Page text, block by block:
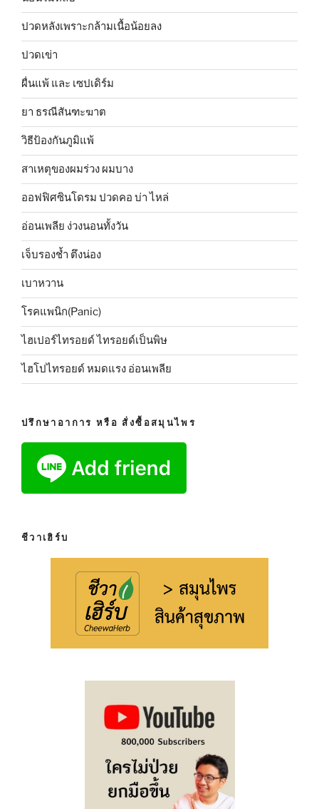
ปวดหลังเพราะกล้ามเนื้อน้อยลง
ปวดเข่า
ผื่นแพ้ และ เซปเดิร์ม
ยา ธรณีสันฑะฆาต
วิธีป้องกันภูมิแพ้
สาเหตุของผมร่วง ผมบาง
ออฟฟิศซินโดรม ปวดคอ บ่า ไหล่
อ่อนเพลีย ง่วงนอนทั้งวัน
เจ็บรองช้ำ ตึงน่อง
เบาหวาน
โรคแพนิก(Panic)
ไฮเปอร์ไทรอยด์ ไทรอยด์เป็นพิษ
ไฮโปไทรอยด์ หมดแรง อ่อนเพลีย
ปรึกษาอาการ หรือ สั่งซื้อสมุนไพร
ชีวาเฮิร์บ